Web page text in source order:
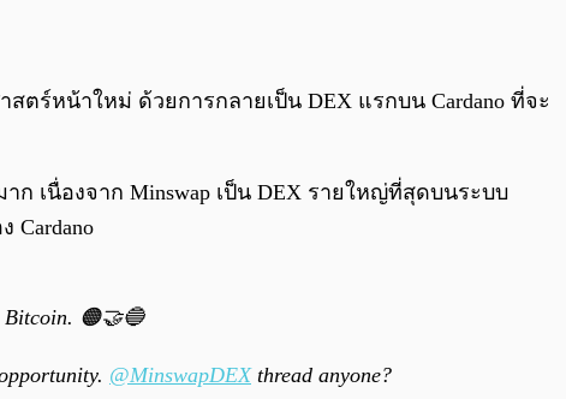
/ 0:00
ตร์หน้าใหม่ ด้วยการกลายเป็น DEX แรกบน Cardano ที่จะ
ก เนื่องจาก Minswap เป็น DEX รายใหญ่ที่สุดบนระบบ
Cardano
Bitcoin. 🟠🤝🔵
@MinswapDEXthread anyone?